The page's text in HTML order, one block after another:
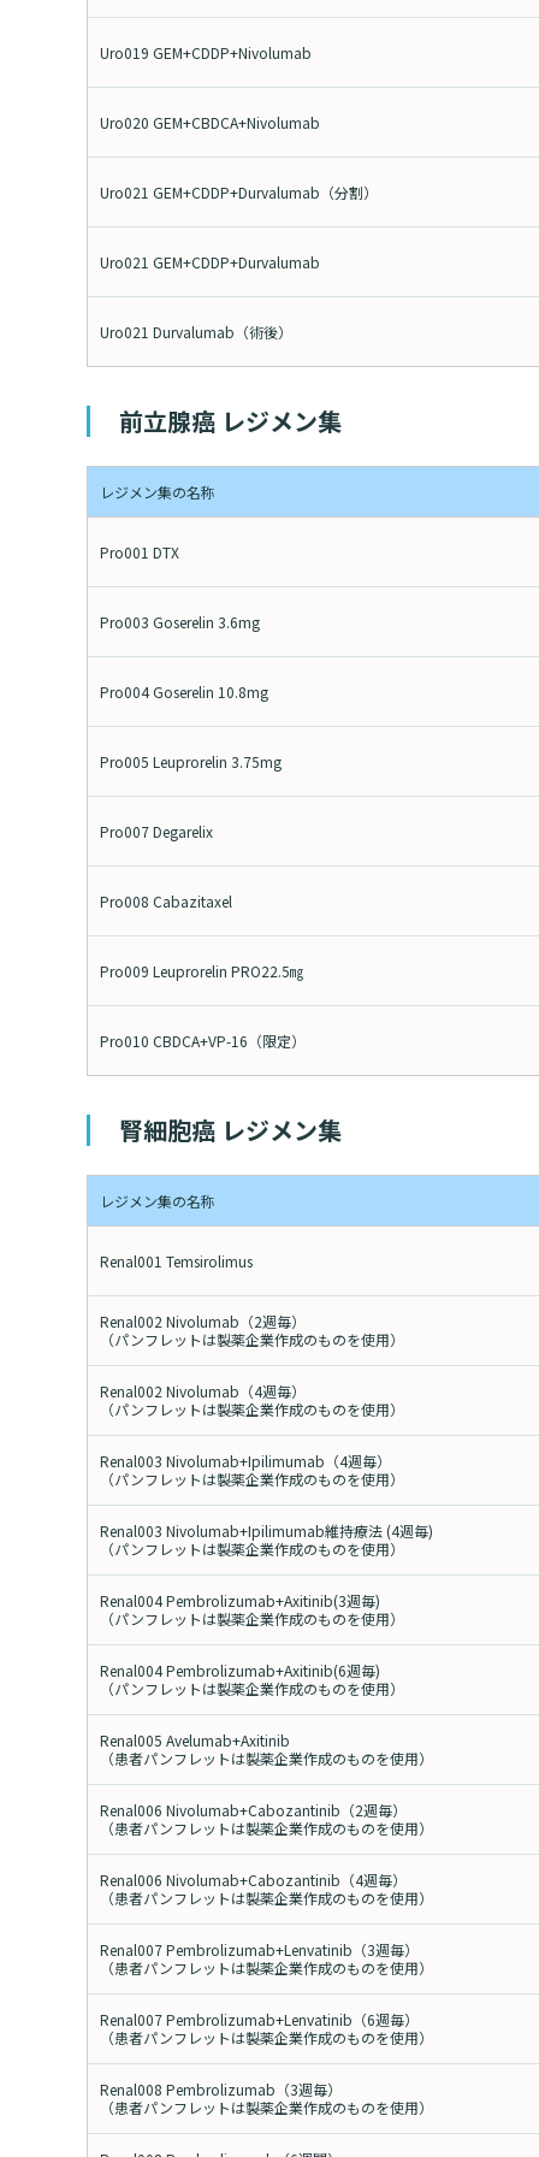
Uro019 GEM+CDDP+Nivolumab
Uro020 GEM+CBDCA+Nivolumab
Uro021 GEM+CDDP+Durvalumab（分割）
Uro021 GEM+CDDP+Durvalumab
Uro021 Durvalumab（術後）
前立腺癌 レジメン集
レジメン集の名称
Pro001 DTX
Pro003 Goserelin 3.6mg
Pro004 Goserelin 10.8mg
Pro005 Leuprorelin 3.75mg
Pro007 Degarelix
Pro008 Cabazitaxel
Pro009 Leuprorelin PRO22.5㎎
Pro010 CBDCA+VP-16（限定）
腎細胞癌 レジメン集
レジメン集の名称
Renal001 Temsirolimus
Renal002 Nivolumab（2週毎）
（パンフレットは製薬企業作成のものを使用）
Renal002 Nivolumab（4週毎）
（パンフレットは製薬企業作成のものを使用）
Renal003 Nivolumab+Ipilimumab（4週毎）
（パンフレットは製薬企業作成のものを使用）
Renal003 Nivolumab+Ipilimumab維持療法 (4週毎)
（パンフレットは製薬企業作成のものを使用）
Renal004 Pembrolizumab+Axitinib(3週毎)
（パンフレットは製薬企業作成のものを使用）
Renal004 Pembrolizumab+Axitinib(6週毎)
（パンフレットは製薬企業作成のものを使用）
Renal005 Avelumab+Axitinib
（患者パンフレットは製薬企業作成のものを使用）
Renal006 Nivolumab+Cabozantinib（2週毎）
（患者パンフレットは製薬企業作成のものを使用）
Renal006 Nivolumab+Cabozantinib（4週毎）
（患者パンフレットは製薬企業作成のものを使用）
Renal007 Pembrolizumab+Lenvatinib（3週毎）
（患者パンフレットは製薬企業作成のものを使用）
Renal007 Pembrolizumab+Lenvatinib（6週毎）
（患者パンフレットは製薬企業作成のものを使用）
Renal008 Pembrolizumab（3週毎）
（患者パンフレットは製薬企業作成のものを使用）